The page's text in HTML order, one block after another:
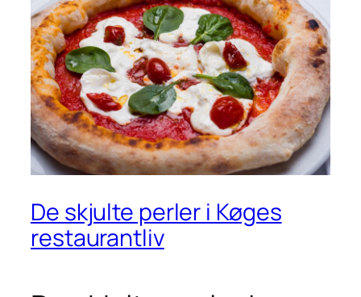
De skjulte perler i Køges
restaurantliv